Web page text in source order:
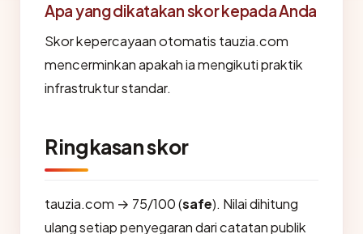
Apa yang dikatakan skor kepada Anda
Skor kepercayaan otomatis tauzia.com
mencerminkan apakah ia mengikuti praktik
infrastruktur standar.
Ringkasan skor
tauzia.com → 75/100 (safe). Nilai dihitung
ulang setiap penyegaran dari catatan publik